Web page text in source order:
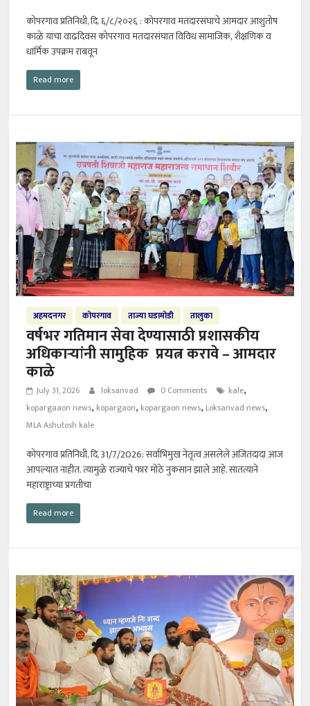
कोपरगाव प्रतिनिधी, दि. ६/८/२०२६ : कोपरगाव मतदारसंघाचे आमदार आशुतोष
काळे यांचा वाढदिवस कोपरगाव मतदारसंघात विविध सामाजिक, शैक्षणिक व
धार्मिक उपक्रम राबवून
Read more
अहमदनगर कोपरगाव ताज्या घडामोडी तालुका
वर्षभर गतिमान सेवा देण्यासाठी प्रशासकीय
अधिकाऱ्यांनी सामुहिक प्रयत्न करावे – आमदार
काळे
July 31, 2026 loksanvad 0 Comments kale,
kopargaaon news, kopargaon, kopargaon news, Loksanvad news,
MLA Ashutosh kale
कोपरगाव प्रतिनिधी, दि. 31/7/2026: सर्वाभिमुख नेतृत्व असलेले अजितदादा आज
आपल्यात नाहीत. त्यामुळे राज्याचे फार मोठे नुकसान झाले आहे. सातत्याने
महाराष्ट्राच्या प्रगतीचा
Read more